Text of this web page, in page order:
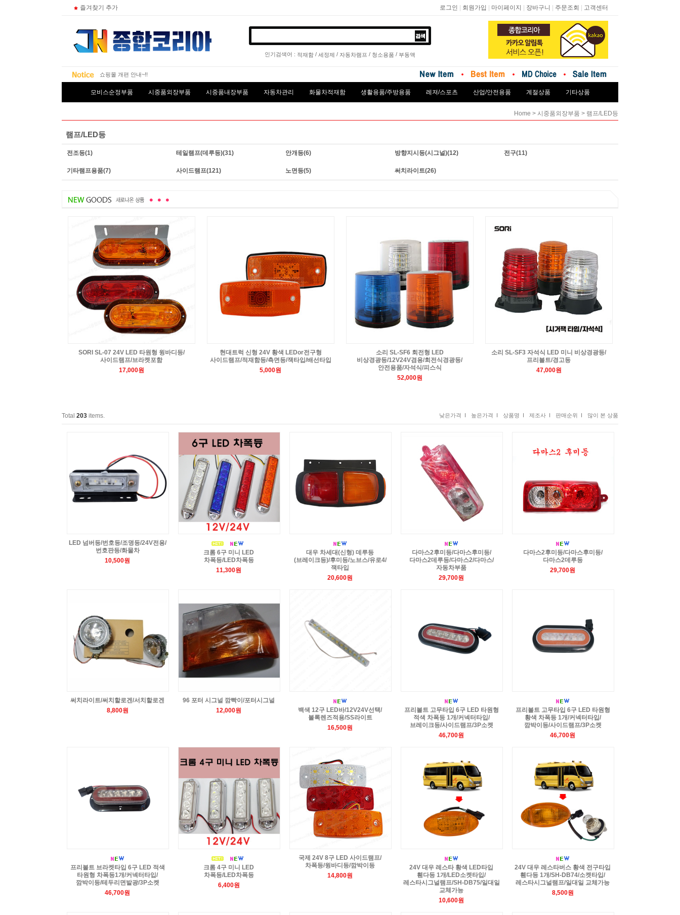
즐겨찾기 추가 로그인 | 회원가입 | 마이페이지 | 장바구니 | 주문조회 | 고객센터
인기검색어 : 적재함 / 세정제 / 자동차램프 / 청소용품 / 부동액
쇼핑몰 개편 안내~!!
모비스순정부품 시중품외장부품 시중품내장부품 자동차관리 화물차적재함 생활용품/주방용품 레져/스포츠 산업/안전용품 계절상품 기타상품
Home > 시중품외장부품 > 램프/LED등
램프/LED등
전조등(1) 테일램프(데루등)(31) 안개등(6) 방향지시등(시그널)(12) 전구(11)
기타램프용품(7) 사이드램프(121) 노면등(5) 써치라이트(26)
SORI SL-07 24V LED 타원형 윙바디등/
사이드램프/브라켓포함
17,000원
현대트럭 신형 24V 황색 LEDor전구형
사이드램프/적재함등/측면등/잭타입/배선타입
5,000원
소리 SL-SF6 회전형 LED
비상경광등/12V24V겸용/회전식경광등/
안전용품/자석식/피스식
52,000원
소리 SL-SF3 자석식 LED 미니 비상경광등/
프리볼트/경고등
47,000원
Total 203 items. 낮은가격 I 높은가격 I 상품명 I 제조사 I 판매순위 I 많이 본 상품
LED 넘버등/번호등/조명등/24V전용/
번호판등/화물차
10,500원
크롬 6구 미니 LED
차폭등/LED차폭등
11,300원
대우 차세대(신형) 데루등
(브레이크등)/후미등/노브스/유로4/
잭타입
20,600원
다마스2후미등/다마스후미등/
다마스2데루등/다마스2/다마스/
자동차부품
29,700원
다마스2후미등/다마스후미등/
다마스2데루등
29,700원
써치라이트/써치할로겐/서치할로겐
8,800원
96 포터 시그널 깜빡이/포터시그널
12,000원
백색 12구 LED바/12V24V선택/
볼록렌즈적용/SS라이트
16,500원
프리볼트 고무타입 6구 LED 타원형
적색 차폭등 1개/커넥터타입/
브레이크등/사이드램프/3P소켓
46,700원
프리볼트 고무타입 6구 LED 타원형
황색 차폭등 1개/커넥터타입/
깜박이등/사이드램프/3P소켓
46,700원
프리볼트 브라켓타입 6구 LED 적색
타원형 차폭등1개/커넥터타입/
깜박이등/테두리면발광/3P소켓
46,700원
크롬 4구 미니 LED
차폭등/LED차폭등
6,400원
국제 24V 8구 LED 사이드램프/
차폭등/윙바디등/깜박이등
14,800원
24V 대우 레스타 황색 LED타입
휀다등 1개/LED소켓타입/
레스타시그널램프/SH-DB75/일대일
교체가능
10,600원
24V 대우 레스타버스 황색 전구타입
휀다등 1개/SH-DB74/소켓타입/
레스타시그널램프/일대일 교체가능
8,500원